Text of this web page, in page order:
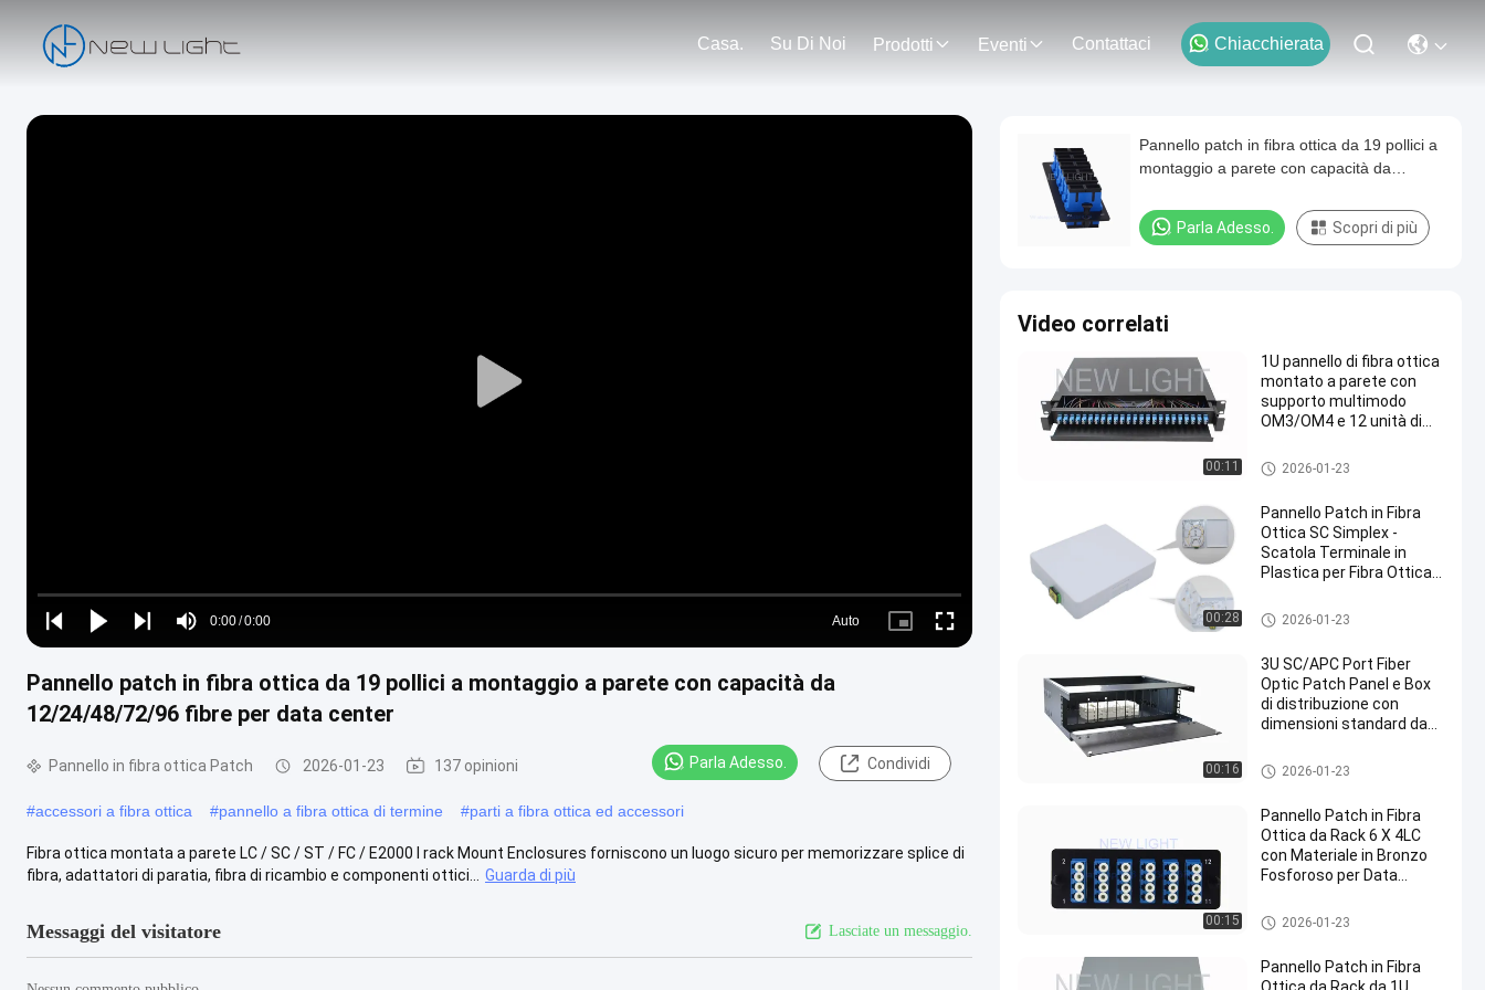
Casa. Su Di Noi Prodotti Eventi Contattaci Chiacchierata
Play
Play
Play
Play
Mute
Time
0:00/0:00
Loaded:
0%
Auto
Picture- Fullscreen
Pannello patch in fibra ottica da 19 pollici a montaggio a parete con capacità da
12/24/48/72/96 fibre per data center
Pannello in fibra ottica Patch 2026-01-23 137 opinioni Parla Adesso. Condividi
#accessori a fibra ottica #pannello a fibra ottica di termine #parti a fibra ottica ed accessori
Fibra ottica montata a parete LC / SC / ST / FC / E2000 I rack Mount Enclosures forniscono un luogo sicuro per memorizzare splice di
fibra, adattatori di paratia, fibra di ricambio e componenti ottici...
Guarda di più
Messaggi del visitatore Lasciate un messaggio.
Pannello patch in fibra ottica da 19 pollici a
montaggio a parete con capacità da
Parla Adesso. Scopri di più
Video correlati
00:11
1U pannello di fibra ottica
montato a parete con
supporto multimodo
OM3/OM4 e 12 unità di
Pannello in fibra ottica Patch
2026-01-23
00:28
Pannello Patch in Fibra
Ottica SC Simplex -
Scatola Terminale in
Plastica per Fibra Ottica
Gestione dei Cavi
Pannello in fibra ottica Patch
2026-01-23
00:16
3U SC/APC Port Fiber
Optic Patch Panel e Box
di distribuzione con
dimensioni standard da
acciaio laminato a freddo
Pannello in fibra ottica Patch
2026-01-23
00:15
Pannello Patch in Fibra
Ottica da Rack 6 X 4LC
con Materiale in Bronzo
Fosforoso per Data
Pannello in fibra ottica Patch
2026-01-23
Pannello Patch in Fibra